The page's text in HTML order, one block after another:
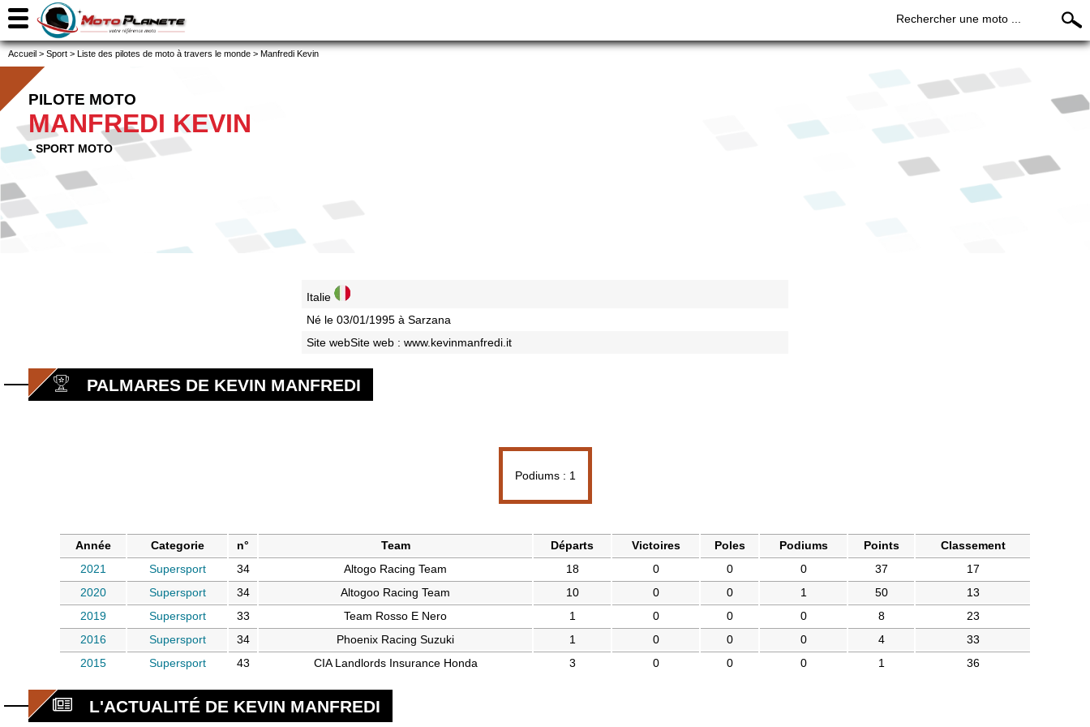
Rechercher une moto ...
Accueil > Sport > Liste des pilotes de moto à travers le monde > Manfredi Kevin
PILOTE MOTO
MANFREDI KEVIN
- SPORT MOTO
Italie
Né le 03/01/1995 à Sarzana
Site webSite web : www.kevinmanfredi.it
PALMARES DE KEVIN MANFREDI
Podiums : 1
Année Categorie n° Team Départs Victoires Poles Podiums Points
Classement
2021
Supersport 34 Altogo Racing Team 18 0 0 0 37
17
2020
Supersport 34 Altogoo Racing Team 10 0 0 1 50
13
2019
Supersport 33 Team Rosso E Nero 1 0 0 0 8
23
2016
Supersport 34 Phoenix Racing Suzuki 1 0 0 0 4
33
2015
Supersport 43 CIA Landlords Insurance Honda 3 0 0 0 1 36
L'ACTUALITÉ DE KEVIN MANFREDI